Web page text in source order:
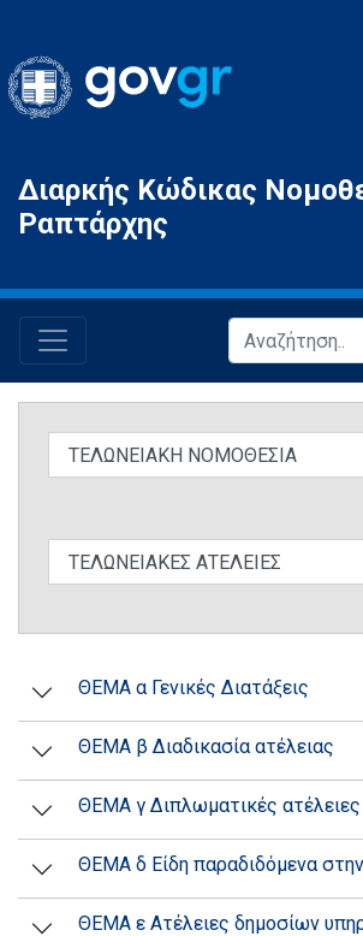
Gov.gr
Διαρκής Κώδικας
Ραπτάρχης
ΘΕΜΑ α Γενικές Διατάξεις
ΘΕΜΑ β Διαδικασία ατέλειας
ΘΕΜΑ γ Διπλωματικές ατέλειες
ΘΕΜΑ δ Είδη παραδιδόμενα
ΘΕΜΑ ε Ατέλειες δημοσίων